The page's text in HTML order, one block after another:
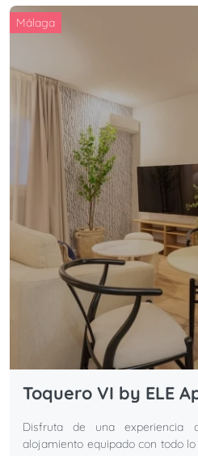
Málaga
Toquero VI by ELE
Disfruta de una
alojamiento equipado con todo